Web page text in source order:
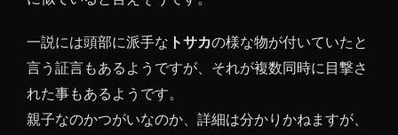
一説には頭部に派手な トサカの様な物が付いていたと
言う証言もあるようですが、それが複数同時に目撃さ
れた事もあるようです。
親子なのかつがいなのか、詳細は分かりかねますが、